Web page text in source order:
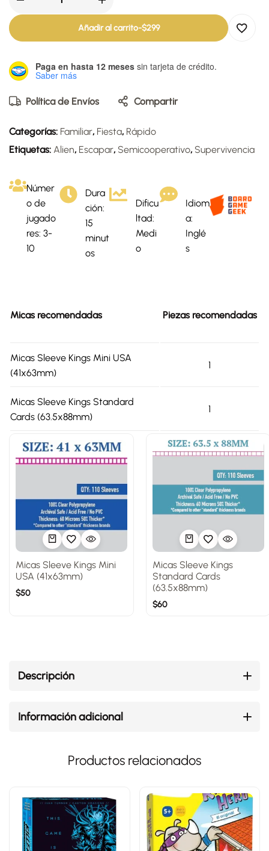
Añadir al carrito-$299
Paga en hasta 12 meses sin tarjeta de crédito.
Saber más
Política de Envíos Compartir
Categorías: Familiar, Fiesta, Rápido
Etiquetas: Alien, Escapar, Semicooperativo, Supervivencia
Númer
o de
jugado
res: 3-
10
Dura
ción:
15
minut
os
Dificu
ltad:
Medi
o
Idiom
a:
Inglé
s
Micas recomendadas Piezas recomendadas
Micas Sleeve Kings Mini USA
(41x63mm)
1
Micas Sleeve Kings Standard
Cards (63.5x88mm)
1
Micas Sleeve Kings Mini
USA (41x63mm)
$50
Micas Sleeve Kings
Standard Cards
(63.5x88mm)
$60
Descripción
Información adicional
Productos relacionados